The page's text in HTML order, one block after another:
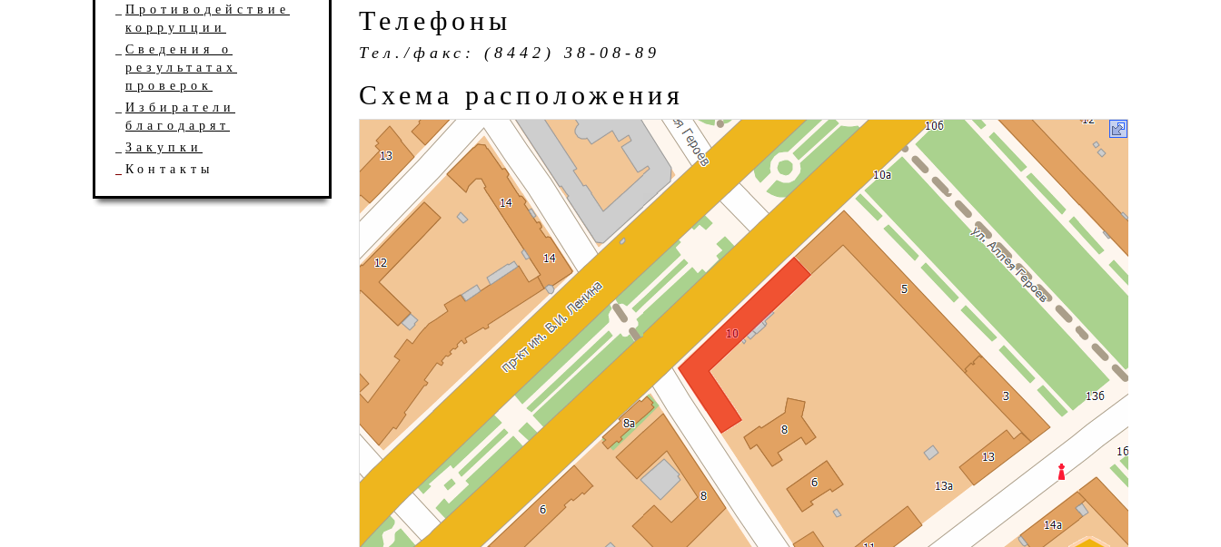
Противодействие
коррупции
Сведения о
результатах
проверок
Избиратели
благодарят
Закупки
Контакты
Телефоны
Тел./факс: (8442) 38-08-89
Схема расположения